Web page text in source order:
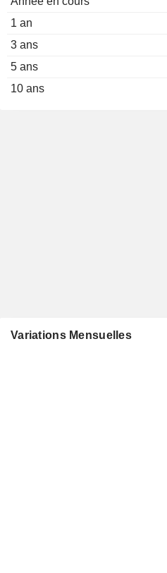
1 an
3 ans
5 ans
10 ans
Variations Mensuelles